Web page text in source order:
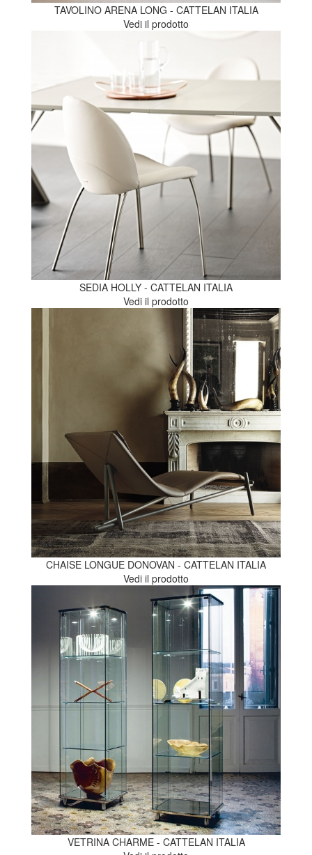
TAVOLINO ARENA LONG - CATTELAN ITALIA
Vedi il prodotto
SEDIA HOLLY - CATTELAN ITALIA
Vedi il prodotto
CHAISE LONGUE DONOVAN - CATTELAN ITALIA
Vedi il prodotto
VETRINA CHARME - CATTELAN ITALIA